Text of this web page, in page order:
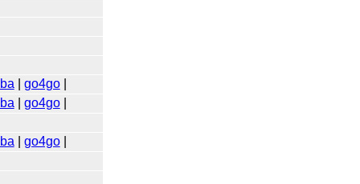
go4go|
go4go|
go4go|